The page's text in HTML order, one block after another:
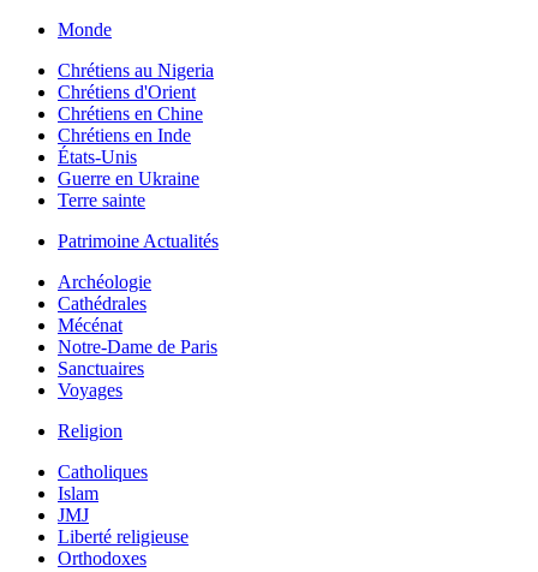
Monde
Chrétiens au Nigeria
Chrétiens d'Orient
Chrétiens en Chine
Chrétiens en Inde
États-Unis
Guerre en Ukraine
Terre sainte
Patrimoine Actualités
Archéologie
Cathédrales
Mécénat
Notre-Dame de Paris
Sanctuaires
Voyages
Religion
Catholiques
Islam
JMJ
Liberté religieuse
Orthodoxes